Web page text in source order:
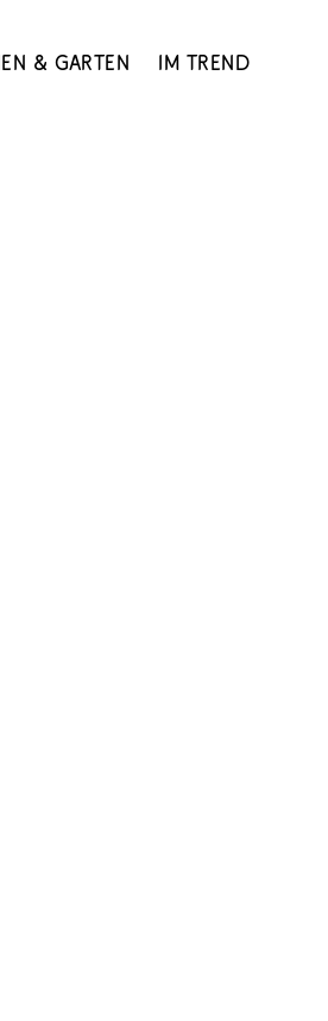
& Garten Im Trend